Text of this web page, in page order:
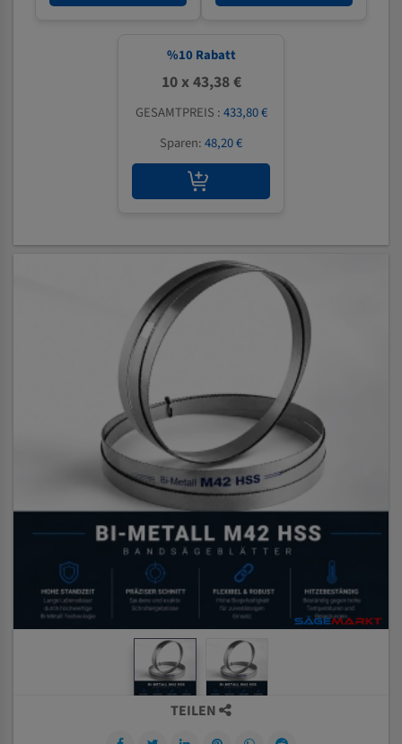
%10 Rabatt
10 x 43,38 €
GESAMTPREIS :433,80 €
Sparen:48,20 €
TEILEN